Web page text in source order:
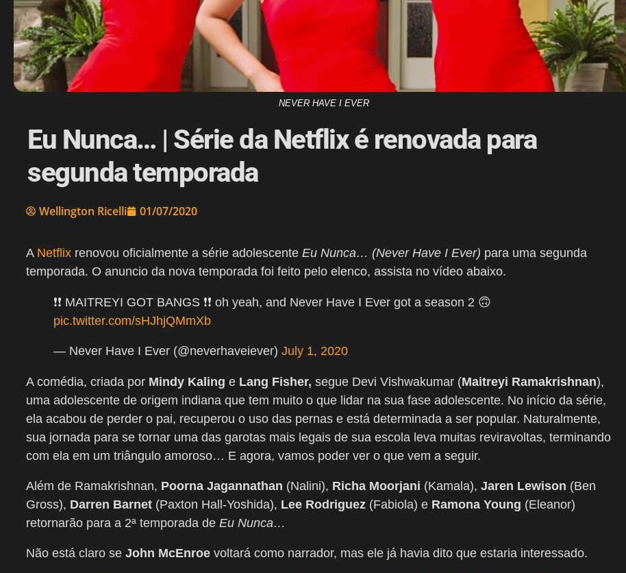
NEVER HAVE I EVER
Eu Nunca… | Série da Netflix é renovada para
segunda temporada
Wellington Ricelli 01/07/2020
A Netflix renovou oficialmente a série adolescente Eu Nunca… (Never Have I Ever) para uma segunda
temporada. O anuncio da nova temporada foi feito pelo elenco, assista no vídeo abaixo.
❗️❗️ MAITREYI GOT BANGS ❗️❗️ oh yeah, and Never Have I Ever got a season 2 🙃
pic.twitter.com/sHJhjQMmXb
— Never Have I Ever (@neverhaveiever) July 1, 2020
A comédia, criada por Mindy Kaling e Lang Fisher, segue Devi Vishwakumar (Maitreyi Ramakrishnan),
uma adolescente de origem indiana que tem muito o que lidar na sua fase adolescente. No início da série,
ela acabou de perder o pai, recuperou o uso das pernas e está determinada a ser popular. Naturalmente,
sua jornada para se tornar uma das garotas mais legais de sua escola leva muitas reviravoltas, terminando
com ela em um triângulo amoroso… E agora, vamos poder ver o que vem a seguir.
Além de Ramakrishnan, Poorna Jagannathan (Nalini), Richa Moorjani (Kamala), Jaren Lewison (Ben
Gross), Darren Barnet (Paxton Hall-Yoshida), Lee Rodriguez (Fabiola) e Ramona Young (Eleanor)
retornarão para a 2ª temporada de Eu Nunca…
Não está claro se John McEnroe voltará como narrador, mas ele já havia dito que estaria interessado.